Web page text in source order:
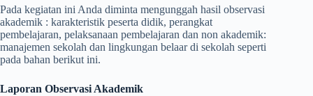
Pada kegiatan ini Anda diminta mengunggah hasil observasi
akademik : karakteristik peserta didik, perangkat
pembelajaran, pelaksanaan pembelajaran dan non akademik:
manajemen sekolah dan lingkungan belaar di sekolah seperti
pada bahan berikut ini.
Laporan Observasi Akademik